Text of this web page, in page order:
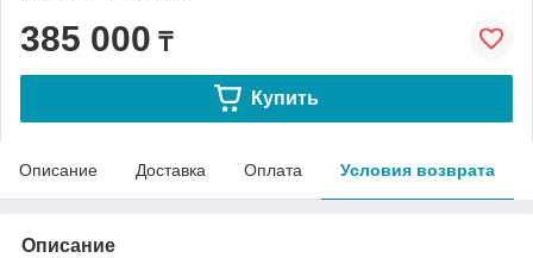
385 000 ₸
Купить
Описание Доставка Оплата Условия возврата
Описание